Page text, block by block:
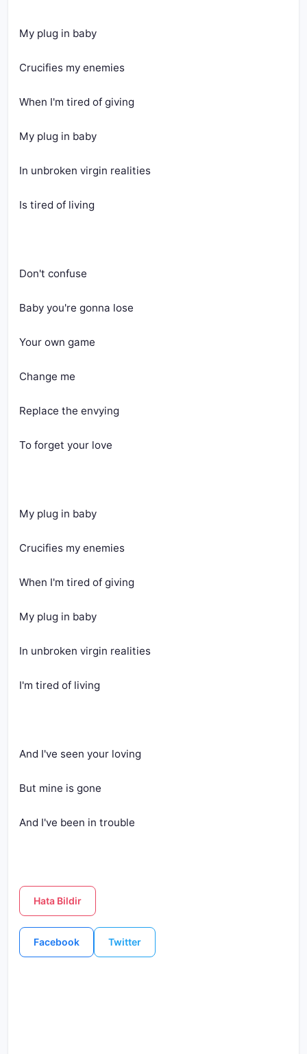
My plug in baby
Crucifies my enemies
When I'm tired of giving
My plug in baby
In unbroken virgin realities
Is tired of living
Don't confuse
Baby you're gonna lose
Your own game
Change me
Replace the envying
To forget your love
My plug in baby
Crucifies my enemies
When I'm tired of giving
My plug in baby
In unbroken virgin realities
I'm tired of living
And I've seen your loving
But mine is gone
And I've been in trouble
Hata Bildir
Facebook Twitter